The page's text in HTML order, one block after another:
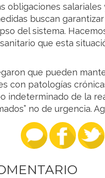
obligaciones
buscan
del sistema.
que esta
que pueden
con patologías
indeterminado de la
no de urgencia.